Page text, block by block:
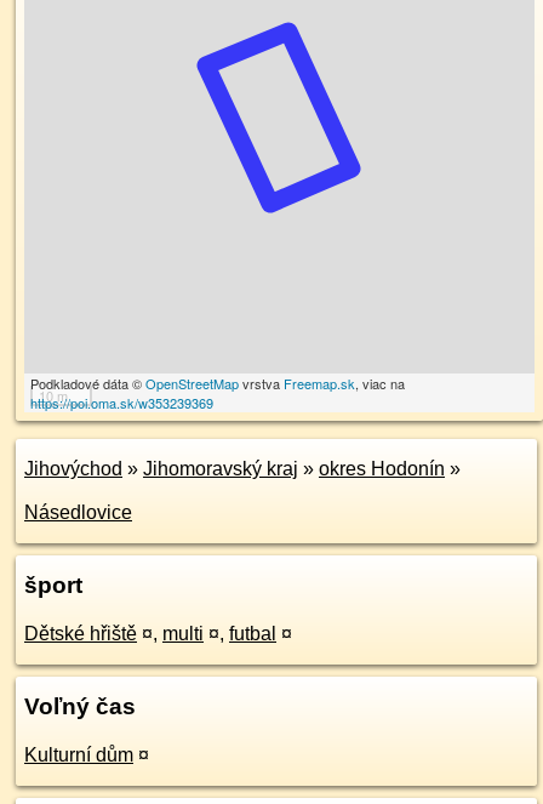
10 m
Podkladové dáta ©OpenStreetMapvrstva Freemap.sk, viac na
https://poi.oma.sk/w353239369
Jihovýchod » Jihomoravský kraj » okres Hodonín »
Násedlovice
šport
Dětské hřiště ¤, multi ¤, futbal ¤
Voľný čas
Kulturní dům ¤